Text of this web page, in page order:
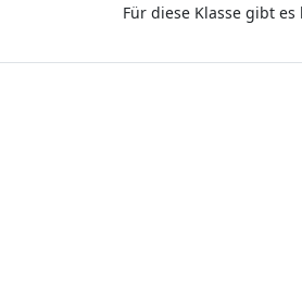
Für diese Klasse gibt